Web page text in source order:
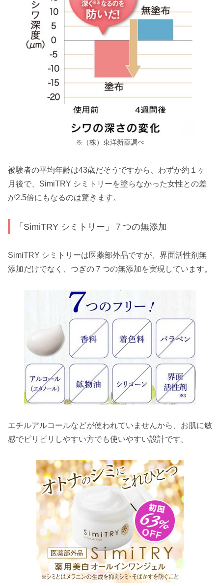
※（株）東洋新薬調べ
被験者の平均年齢は43歳だそうですから、わずか約１ヶ
月後で、SimiTRY シミトリーを塗らなかった女性との差
が2.5倍にもなるのは驚きます。
「SimiTRY シミトリー」７つの無添加
SimiTRY シミトリーは医薬部外品ですが、界面活性剤無
添加だけでなく、つぎの７つの無添加を実現しています。
エチルアルコールなどが使われていませんから、お肌に敏
感でピリピリしやすい方でも使いやすい設計です。